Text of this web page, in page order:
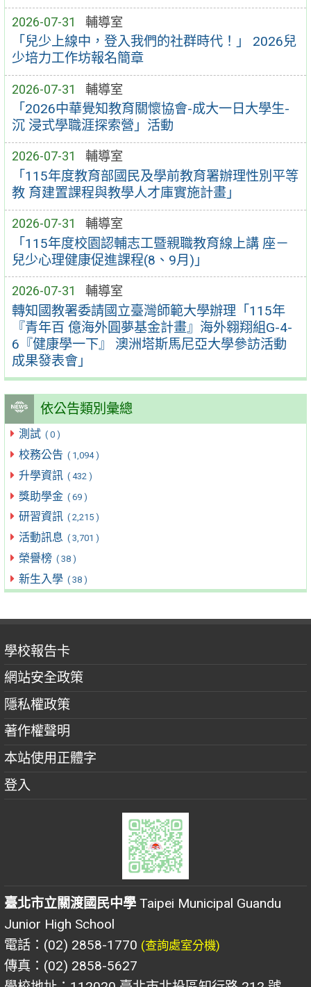
2026-07-31 輔導室
「兒少上線中，登入我們的社群時代！」 2026兒
少培力工作坊報名簡章
2026-07-31 輔導室
「2026中華覺知教育關懷協會-成大一日大學生-
沉 浸式學職涯探索營」活動
2026-07-31 輔導室
「115年度教育部國民及學前教育署辦理性別平等
教 育建置課程與教學人才庫實施計畫」
2026-07-31 輔導室
「115年度校園認輔志工暨親職教育線上講 座－
兒少心理健康促進課程(8、9月)」
2026-07-31 輔導室
轉知國教署委請國立臺灣師範大學辦理「115年
『青年百 億海外圓夢基金計畫』海外翱翔組G-4-
6『健康學一下』 澳洲塔斯馬尼亞大學參訪活動
成果發表會」
依公告類別彙總
測試 ( 0 )
校務公告 ( 1,094 )
升學資訊 ( 432 )
獎助學金 ( 69 )
研習資訊 ( 2,215 )
活動訊息 ( 3,701 )
榮譽榜 ( 38 )
新生入學 ( 38 )
學校報告卡
網站安全政策
隱私權政策
著作權聲明
本站使用正體字
登入
臺北市立關渡國民中學 Taipei Municipal Guandu
Junior High School
電話：(02) 2858-1770 (查詢處室分機)
傳真：(02) 2858-5627